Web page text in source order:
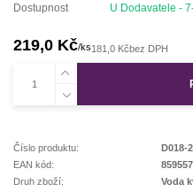
Dostupnost U Dodavatele -
219,0 Kč/ks181,0 Kčbez DPH
Číslo produktu:
D018-
EAN kód:
Druh zboží:
Voda